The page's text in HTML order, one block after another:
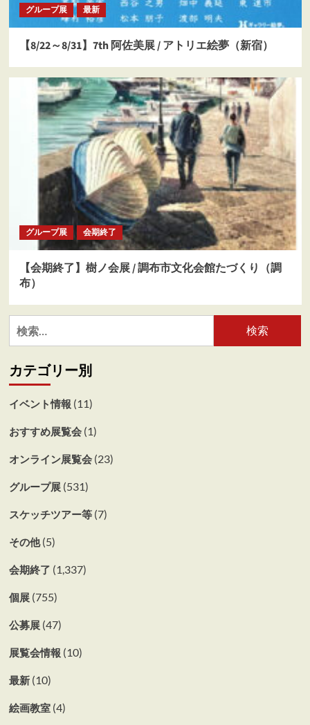
グループ展 最新
【8/22～8/31】7th 阿佐美展 / アトリエ絵夢（新宿）
グループ展 会期終了
【会期終了】樹ノ会展 / 調布市文化会館たづくり（調
布）
検
索:
カテゴリー別
イベント情報 (11)
おすすめ展覧会(1)
オンライン展覧会(23)
グループ展(531)
スケッチツアー等(7)
その他(5)
会期終了 (1,337)
個展(755)
公募展(47)
展覧会情報 (10)
最新(10)
絵画教室(4)